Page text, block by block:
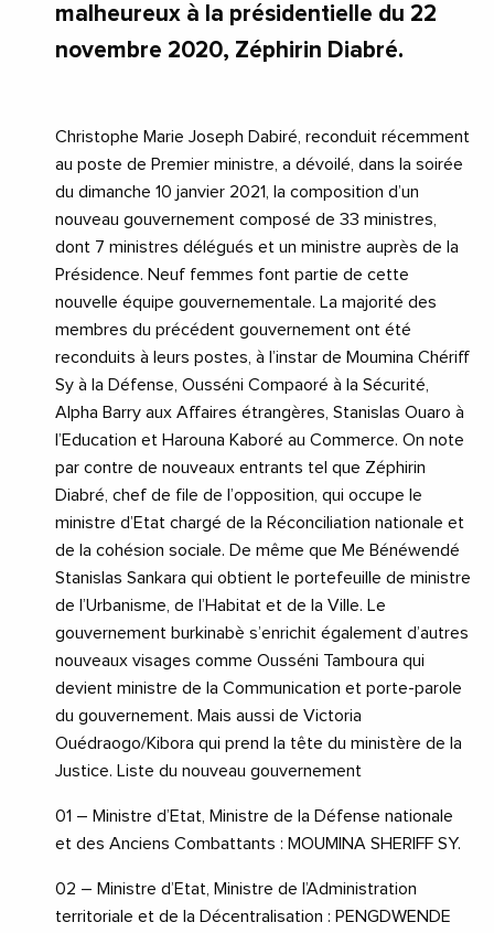
malheureux à la présidentielle du 22
novembre 2020, Zéphirin Diabré.
Christophe Marie Joseph Dabiré, reconduit récemment
au poste de Premier ministre, a dévoilé, dans la soirée
du dimanche 10 janvier 2021, la composition d’un
nouveau gouvernement composé de 33 ministres,
dont 7 ministres délégués et un ministre auprès de la
Présidence. Neuf femmes font partie de cette
nouvelle équipe gouvernementale. La majorité des
membres du précédent gouvernement ont été
reconduits à leurs postes, à l’instar de Moumina Chériff
Sy à la Défense, Ousséni Compaoré à la Sécurité,
Alpha Barry aux Affaires étrangères, Stanislas Ouaro à
l’Education et Harouna Kaboré au Commerce. On note
par contre de nouveaux entrants tel que Zéphirin
Diabré, chef de file de l’opposition, qui occupe le
ministre d’Etat chargé de la Réconciliation nationale et
de la cohésion sociale. De même que Me Bénéwendé
Stanislas Sankara qui obtient le portefeuille de ministre
de l’Urbanisme, de l’Habitat et de la Ville. Le
gouvernement burkinabè s’enrichit également d’autres
nouveaux visages comme Ousséni Tamboura qui
devient ministre de la Communication et porte-parole
du gouvernement. Mais aussi de Victoria
Ouédraogo/Kibora qui prend la tête du ministère de la
Justice. Liste du nouveau gouvernement
01 – Ministre d’Etat, Ministre de la Défense nationale
et des Anciens Combattants : MOUMINA SHERIFF SY.
02 – Ministre d’Etat, Ministre de l’Administration
territoriale et de la Décentralisation : PENGDWENDE